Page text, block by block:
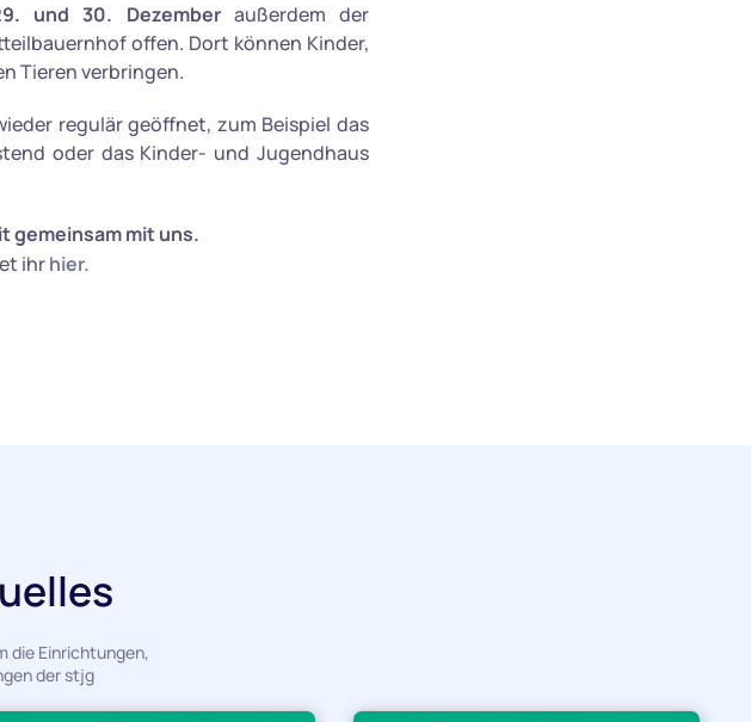
und 30. Dezemberaußerdem der
offen. Dort können Kinder,
Tieren verbringen.
regulär geöffnet, zum Beispiel das
oder das Kinder- und Jugendhaus
gemeinsam mit uns.
ihrhier.
die Einrichtungen,
der stjg